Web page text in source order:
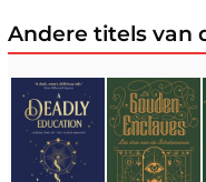
Andere titels van